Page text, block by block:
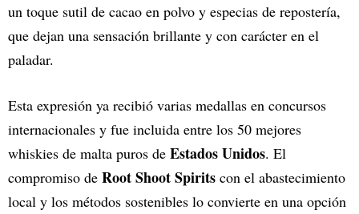
un toque sutil de cacao en polvo y especias de repostería,
que dejan una sensación brillante y con carácter en el
paladar.
Esta expresión ya recibió varias medallas en concursos
internacionales y fue incluida entre los 50 mejores
whiskies de malta puros de Estados Unidos. El
compromiso de Root Shoot Spirits con el abastecimiento
local y los métodos sostenibles lo convierte en una opción